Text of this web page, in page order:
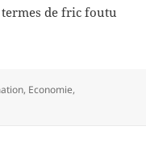
de fric foutu
, Economie,